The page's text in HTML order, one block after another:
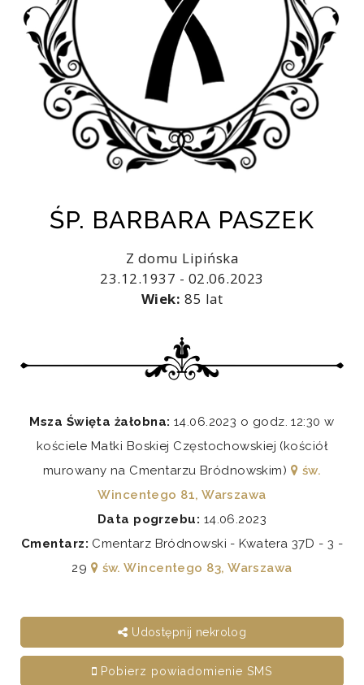
ŚP. BARBARA PASZEK
Z domu Lipińska
23.12.1937 - 02.06.2023
Wiek: 85 lat
Msza Święta żałobna: 14.06.2023 o godz. 12:30 w
kościele Matki Boskiej Częstochowskiej (kościół
murowany na Cmentarzu Bródnowskim)
św.
Wincentego 81, Warszawa
Data pogrzebu: 14.06.2023
Cmentarz: Cmentarz Bródnowski - Kwatera 37D - 3 -
29
św. Wincentego 83, Warszawa
Udostępnij nekrolog
Pobierz powiadomienie SMS